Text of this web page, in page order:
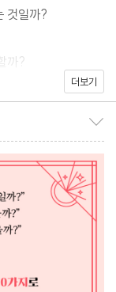
발한 이 책은 프랑
아의 질문 50가지
내면을 탐구해나
, 과학과 예술이라는
소스전쟁부터 5?18
나드는 인문학 지식
으로 채우고 나와
이다.
것일까?
까?
재 의미를 박탈해
것만을 추구할까?
까?
을까?
확한 답이 가능할
더보기